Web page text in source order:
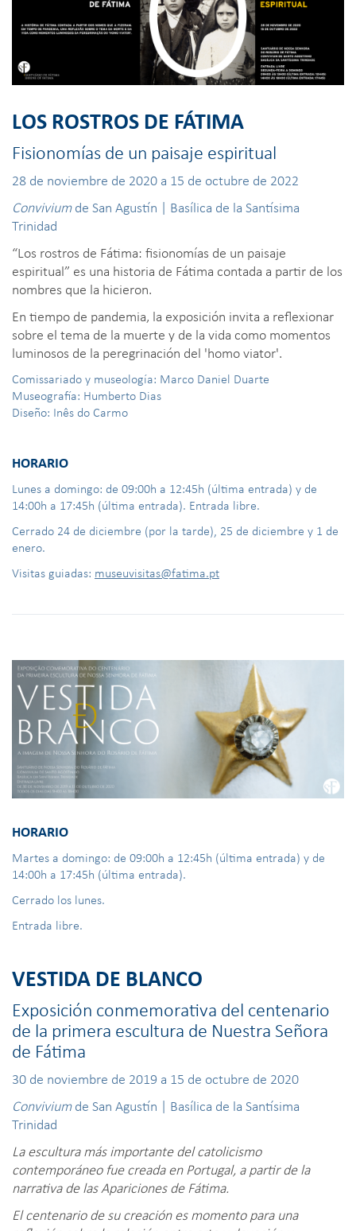
LOS ROSTROS DE FÁTIMA
Fisionomías de un paisaje espiritual
28 de noviembre de 2020 a 15 de octubre de 2022
Conviviumde San Agustín | Basílica de la Santísima
Trinidad
“Los rostros de Fátima: fisionomías de un paisaje
espiritual” es una historia de Fátima contada a partir de los
nombres que la hicieron.
En tiempo de pandemia, la exposición invita a reflexionar
sobre el tema de la muerte y de la vida como momentos
luminosos de la peregrinación del 'homo viator'.
Comissariado y museología: Marco Daniel Duarte
Museografía: Humberto Dias
Diseño: Inês do Carmo
HORARIO
Lunes a domingo: de 09:00h a 12:45h (última entrada) y de
14:00h a 17:45h (última entrada). Entrada libre.
Cerrado 24 de diciembre (por la tarde), 25 de diciembre y 1 de
enero.
Visitas guiadas: museuvisitas@fatima.pt
HORARIO
Martes a domingo: de 09:00h a 12:45h (última entrada) y de
14:00h a 17:45h (última entrada).
Cerrado los lunes.
Entrada libre.
VESTIDA DE BLANCO
Exposición conmemorativa del centenario
de la primera escultura de Nuestra Señora
de Fátima
30 de noviembre de 2019 a 15 de octubre de 2020
Conviviumde San Agustín | Basílica de la Santísima
Trinidad
La escultura más importante del catolicismo
contemporáneo fue creada en Portugal, a partir de la
narrativa de las Apariciones de Fátima.
El centenario de su creación es momento para una